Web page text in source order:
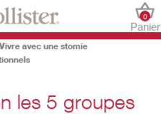
Panier
0
Vivre avec une stomie
les 5 groupes